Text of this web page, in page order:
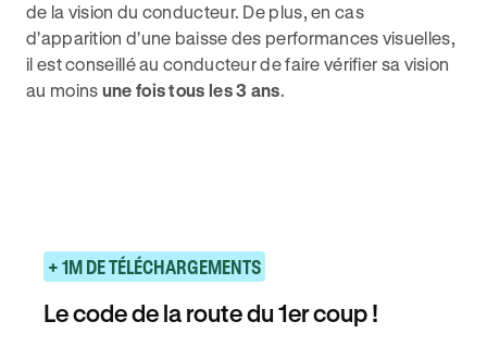
de la vision du conducteur. De plus, en cas
d'apparition d'une baisse des performances visuelles,
il est conseillé au conducteur de faire vérifier sa vision
au moins une fois tous les 3 ans.
+ 1M DE TÉLÉCHARGEMENTS
Le code de la route du 1er coup !